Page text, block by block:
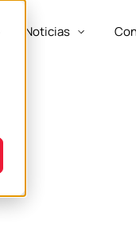
Show submenu for Empresa Show submenu for
Noticias